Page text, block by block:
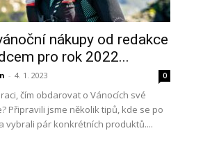
nákupy od redakce
pro rok 2022...
- 4. 1. 2023 0
čím obdarovat o Vánocích své
Připravili jsme několik tipů, kde se po
vybrali pár konkrétních produktů....